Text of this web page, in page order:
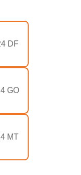
DF
GO
MT